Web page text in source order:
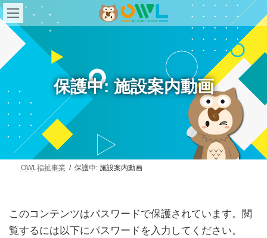
コ
ン
テ
ス
ッ
プ
ナ
ビ
ゲ
ン
移
動
保護中: 施設案内動画
OWL福祉事業 保護中: 施設案内動画
このコンテンツはパスワードで保護されています。閲
覧するには以下にパスワードを入力してください。